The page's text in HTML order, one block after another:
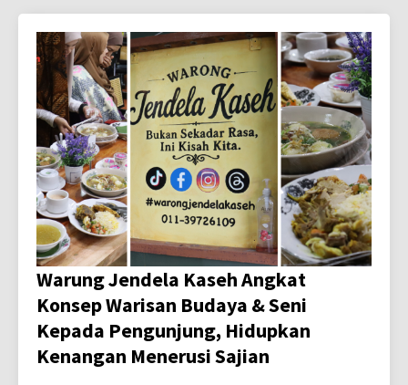
Warung Jendela Kaseh Angkat
Konsep Warisan Budaya & Seni
Kepada Pengunjung, Hidupkan
Kenangan Menerusi Sajian